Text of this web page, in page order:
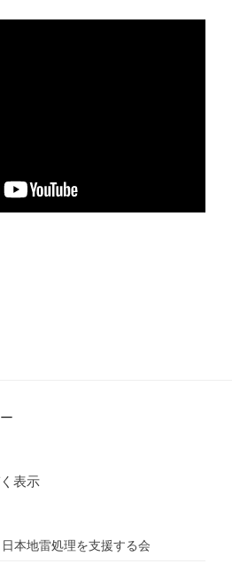
表示
日本地雷処理を支援する会